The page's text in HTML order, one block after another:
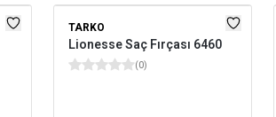
TARKO
Lionesse Saç Fırçası 6460
(0)